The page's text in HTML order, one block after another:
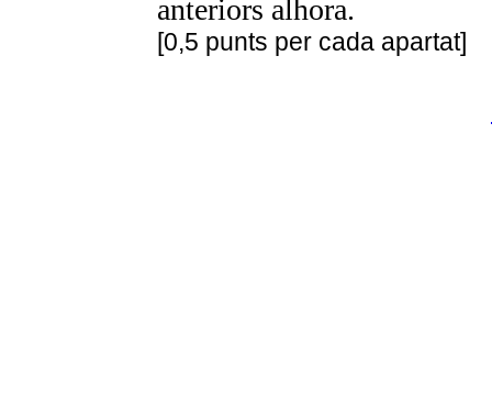
anteriors alhora.
[0,5 punts per cada apartat]